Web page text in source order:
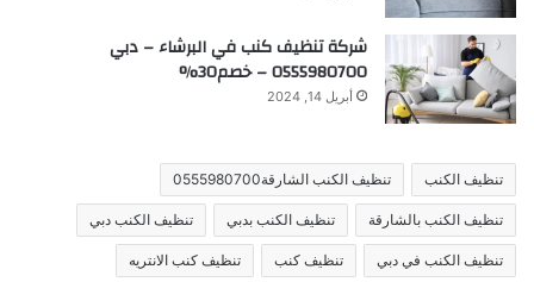
شركة تنظيف كنب في البرشاء – دبي
0555980700 – خصم30%
أبريل 14, 2024
تنظيف الكنب تنظيف الكنب الشارقة0555980700
تنظيف الكنب بالشارقة تنظيف الكنب بدبي تنظيف الكنب دبي
تنظيف الكنب في دبي تنظيف كنب تنظيف كنب الانتريه